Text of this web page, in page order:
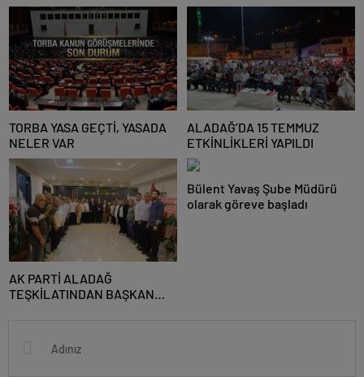
TORBA YASA GEÇTİ, YASADA
NELER VAR
ALADAĞ’DA 15 TEMMUZ
ETKİNLİKLERİ YAPILDI
AK PARTİ ALADAĞ
TEŞKİLATINDAN BAŞKAN
Bülent Yavaş Şube Müdürü
olarak göreve başladı